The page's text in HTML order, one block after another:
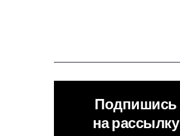
Подпишись
на рассылку